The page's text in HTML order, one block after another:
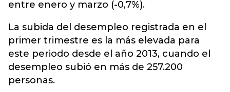
entre enero y marzo (-0,7%).
La subida del desempleo registrada en el
primer trimestre es la más elevada para
este periodo desde el año 2013, cuando el
desempleo subió en más de 257.200
personas.